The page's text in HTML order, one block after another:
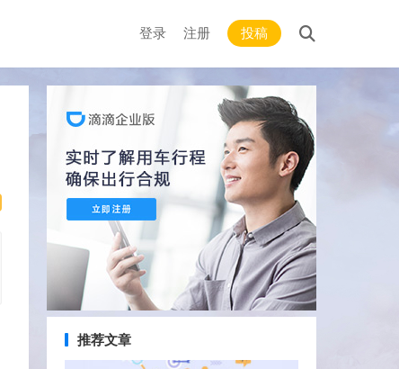
登录 注册 投稿
推荐文章